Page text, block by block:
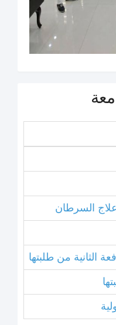
السرطان
الثانية من طلبتها